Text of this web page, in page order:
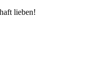
lieben!